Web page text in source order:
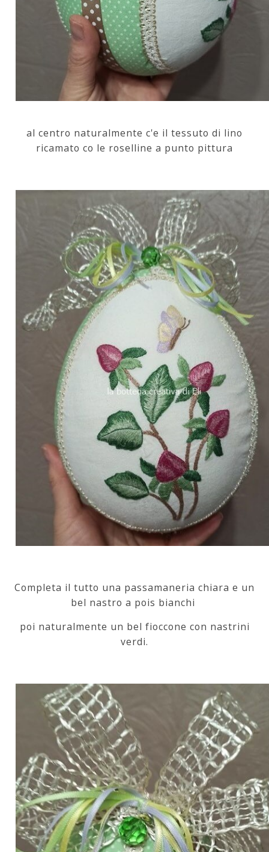
al centro naturalmente c'e il tessuto di lino
ricamato co le roselline a punto pittura
Completa il tutto una passamaneria chiara e un
bel nastro a pois bianchi
poi naturalmente un bel fioccone con nastrini
verdi.